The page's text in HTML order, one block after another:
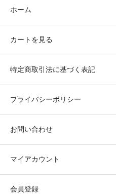
ホーム
カートを見る
特定商取引法に基づく表記
プライバシーポリシー
お問い合わせ
マイアカウント
会員登録